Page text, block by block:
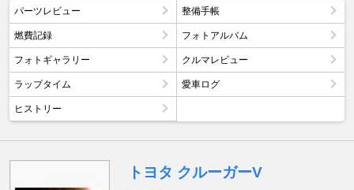
パーツレビュー 整備手帳
燃費記録 フォトアルバム
フォトギャラリー クルマレビュー
ラップタイム 愛車ログ
ヒストリー
トヨタ クルーガーV